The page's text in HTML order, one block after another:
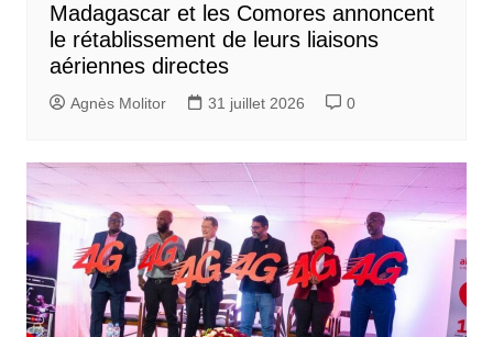
Madagascar et les Comores annoncent
le rétablissement de leurs liaisons
aériennes directes
Agnès Molitor 31 juillet 2026 0